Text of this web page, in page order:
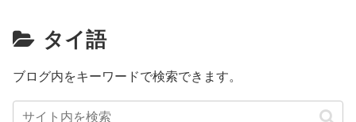
タイ語
ブログ内をキーワードで検索できます。